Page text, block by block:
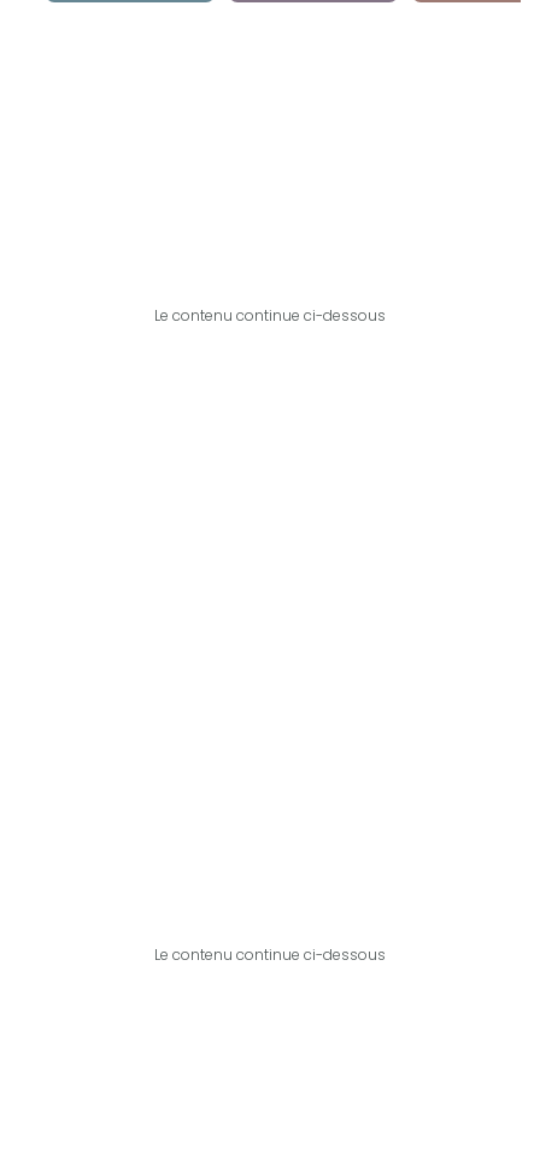
Le contenu continue ci-dessous
Le contenu continue ci-dessous